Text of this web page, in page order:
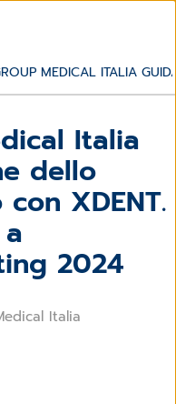
MEDICAL ITALIA
Italia
dello
XDENT.
2024
Italia